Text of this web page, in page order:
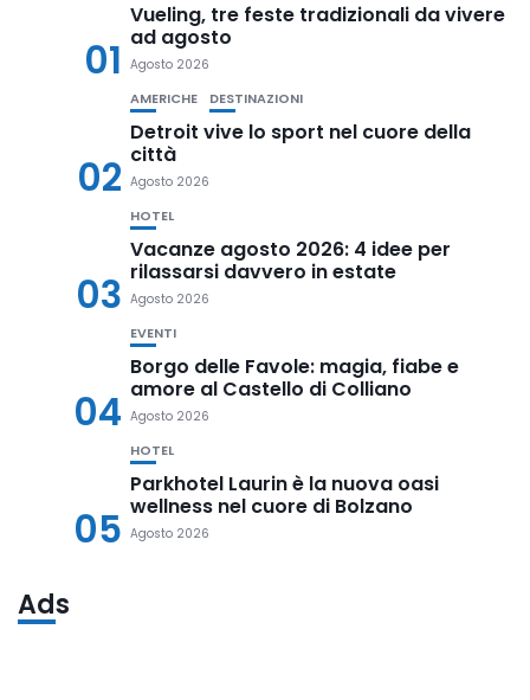
01
Vueling, tre feste tradizionali da vivere
ad agosto
Agosto 2026
02
AMERICHE DESTINAZIONI
Detroit vive lo sport nel cuore della
città
Agosto 2026
03
HOTEL
Vacanze agosto 2026: 4 idee per
rilassarsi davvero in estate
Agosto 2026
04
EVENTI
Borgo delle Favole: magia, fiabe e
amore al Castello di Colliano
Agosto 2026
05
HOTEL
Parkhotel Laurin è la nuova oasi
wellness nel cuore di Bolzano
Agosto 2026
Ads